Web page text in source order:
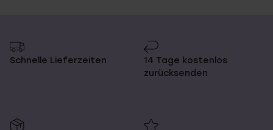
Schnelle Lieferzeiten
14 Tage kostenlos
zurücksenden